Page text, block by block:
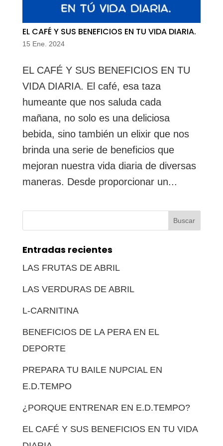
EL CAFÉ Y SUS BENEFICIOS EN TU VIDA DIARIA.
15 Ene. 2024
EL CAFÉ Y SUS BENEFICIOS EN TU
VIDA DIARIA. El café, esa taza
humeante que nos saluda cada
mañana, no solo es una deliciosa
bebida, sino también un elixir que nos
brinda una serie de beneficios que
mejoran nuestra vida diaria de diversas
maneras. Desde proporcionar un...
Entradas recientes
LAS FRUTAS DE ABRIL
LAS VERDURAS DE ABRIL
L-CARNITINA
BENEFICIOS DE LA PERA EN EL
DEPORTE
PREPARA TU BAILE NUPCIAL EN
E.D.TEMPO
¿PORQUE ENTRENAR EN E.D.TEMPO?
EL CAFÉ Y SUS BENEFICIOS EN TU VIDA